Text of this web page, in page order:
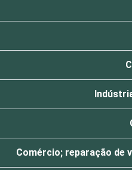
Comércio; reparação